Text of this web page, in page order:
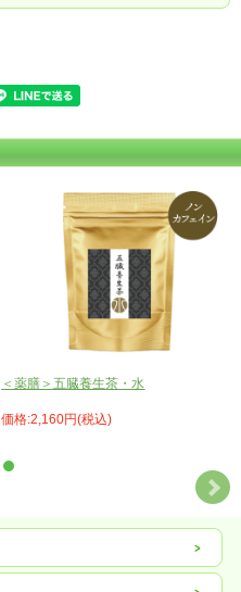
＜薬膳＞五臓養生茶・水
価格:2,160円(税込)